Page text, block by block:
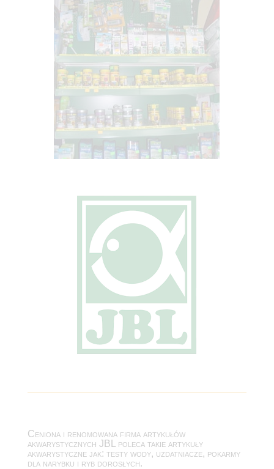
Ceniona i renomowana firma artykułów
akwarystycznych JBL poleca takie artykuły
akwarystyczne jak: testy wody, uzdatniacze, pokarmy
dla narybku i ryb dorosłych.